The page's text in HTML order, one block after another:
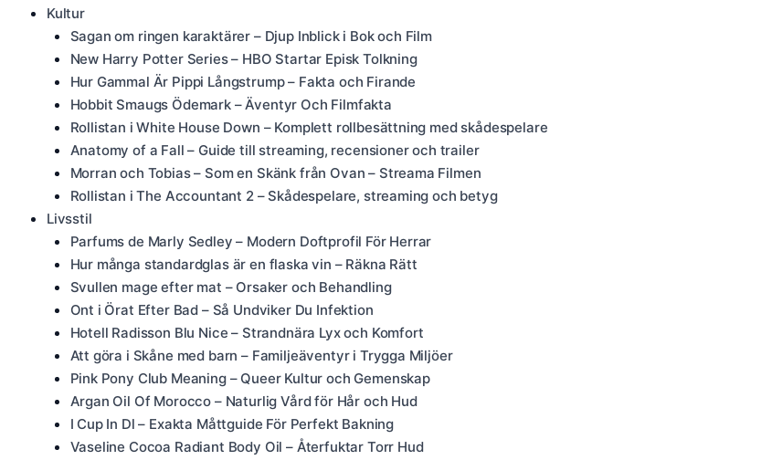
Kultur
Sagan om ringen karaktärer – Djup Inblick i Bok och Film
New Harry Potter Series – HBO Startar Episk Tolkning
Hur Gammal Är Pippi Långstrump – Fakta och Firande
Hobbit Smaugs Ödemark – Äventyr Och Filmfakta
Rollistan i White House Down – Komplett rollbesättning med skådespelare
Anatomy of a Fall – Guide till streaming, recensioner och trailer
Morran och Tobias – Som en Skänk från Ovan – Streama Filmen
Rollistan i The Accountant 2 – Skådespelare, streaming och betyg
Livsstil
Parfums de Marly Sedley – Modern Doftprofil För Herrar
Hur många standardglas är en flaska vin – Räkna Rätt
Svullen mage efter mat – Orsaker och Behandling
Ont i Örat Efter Bad – Så Undviker Du Infektion
Hotell Radisson Blu Nice – Strandnära Lyx och Komfort
Att göra i Skåne med barn – Familjeäventyr i Trygga Miljöer
Pink Pony Club Meaning – Queer Kultur och Gemenskap
Argan Oil Of Morocco – Naturlig Vård för Hår och Hud
I Cup In Dl – Exakta Måttguide För Perfekt Bakning
Vaseline Cocoa Radiant Body Oil – Återfuktar Torr Hud